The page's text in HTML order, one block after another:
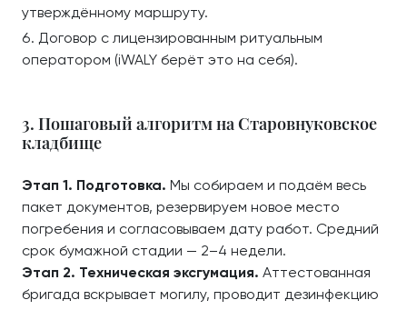
утверждённому маршруту.
Договор с лицензированным ритуальным
оператором (iWALY берёт это на себя).
3. Пошаговый алгоритм на Старовнуковское
кладбище
Этап 1. Подготовка. Мы собираем и подаём весь
пакет документов, резервируем новое место
погребения и согласовываем дату работ. Средний
срок бумажной стадии — 2–4 недели.
Этап 2. Техническая эксгумация. Аттестованная
бригада вскрывает могилу, проводит дезинфекцию